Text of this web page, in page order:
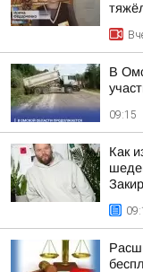
В
09:15
Как